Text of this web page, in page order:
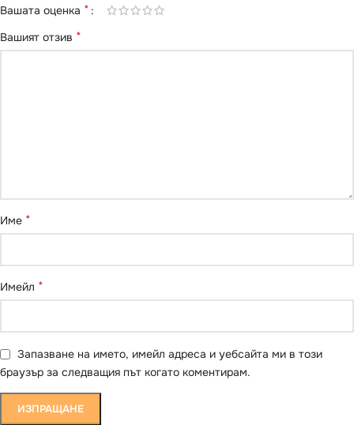
Вашата оценка *
Вашият отзив *
Име *
Имейл *
Запазване на името, имейл адреса и уебсайта ми в този
браузър за следващия път когато коментирам.